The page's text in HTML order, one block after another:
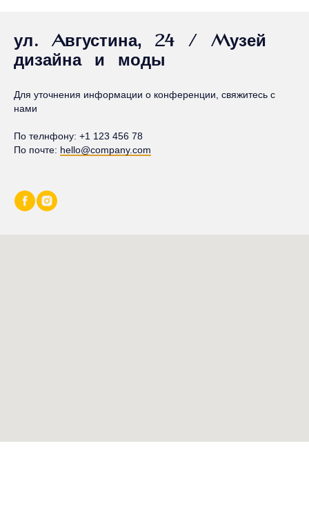
ул. Августина, 24 / Музей
дизайна и моды
Для уточнения информации о конференции, свяжитесь с
нами
По телнфону: +1 123 456 78
По почте: hello@company.com